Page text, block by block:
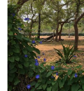
Mail-
Adresse
und
erfährst,